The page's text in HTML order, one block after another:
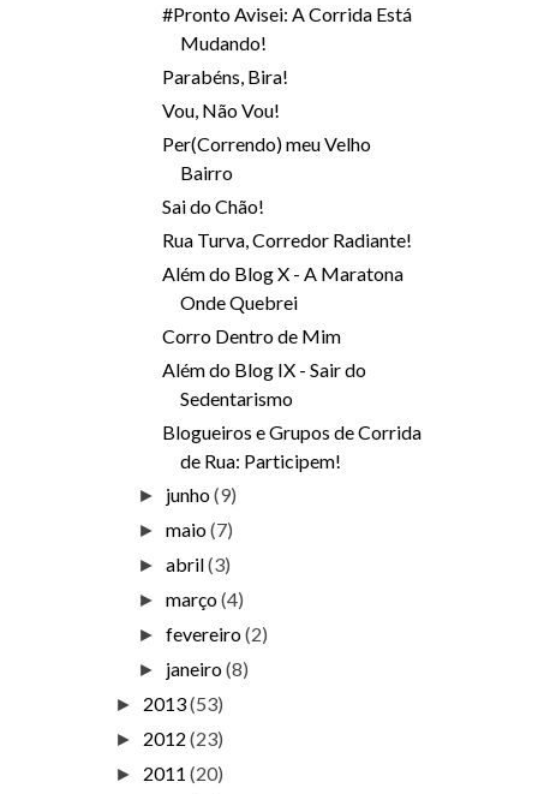
#Pronto Avisei: A Corrida Está
Mudando!
Parabéns, Bira!
Vou, Não Vou!
Per(Correndo) meu Velho
Bairro
Sai do Chão!
Rua Turva, Corredor Radiante!
Além do Blog X - A Maratona
Onde Quebrei
Corro Dentro de Mim
Além do Blog IX - Sair do
Sedentarismo
Blogueiros e Grupos de Corrida
de Rua: Participem!
► junho(9)
►maio(7)
►abril(3)
►março(4)
►fevereiro(2)
► janeiro(8)
► 2013(53)
► 2012 (23)
► 2011 (20)